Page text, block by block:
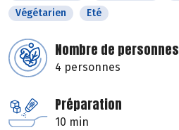
Végétarien
Eté
Nombre de personnes
4 personnes
Préparation
10 min